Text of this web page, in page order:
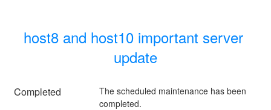
host8 and host10 important server
update
Completed
The scheduled maintenance has been
completed.